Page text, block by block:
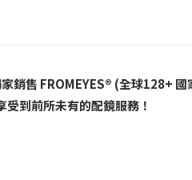
銷售 FROMEYES® (全球128+
到前所未有的配鏡服務！